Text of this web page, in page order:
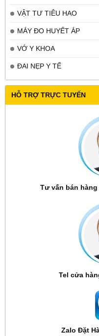
VẬT TƯ TIÊU HAO
MÁY ĐO HUYẾT ÁP
VỚ Y KHOA
ĐAI NẸP Y TẾ
HỖ TRỢ TRỰC TUYẾN
Tư vấn bán hàng
Tel cửa
Zalo Đặt